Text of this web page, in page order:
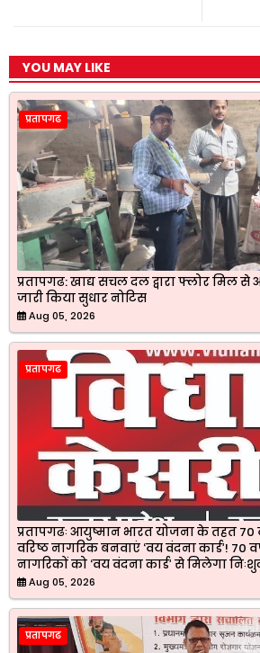
YOU MAY LIKE
प्रतापगढ
प्रतापगढ: खाद्य सचल दल द्वारा फ्लोर मिल
जारी किया सुधार नोटिस
Aug 05, 2026
प्रतापगढ
प्रतापगढः आयुष्मान भारत योजना के तहत
वरिष्ठ नागरिक बनवाएं ‘वय वंदना कार्ड’! 70
नागरिकों को ‘वय वंदना कार्ड’ से मिलेगा
Aug 05, 2026
प्रतापगढ